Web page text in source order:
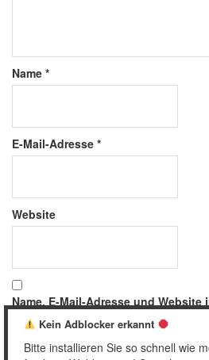
Name *
E-Mail-Adresse *
Website
Name, E-Mail-Adresse und Website
meinen nächsten Kommentar
Kein Adblocker erkannt
Bitte installieren Sie so schnell wie